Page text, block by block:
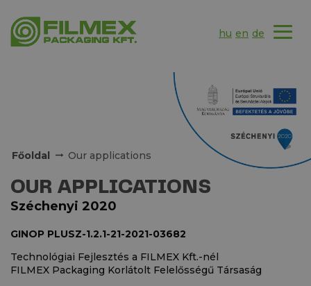
hu en de
Főoldal Our applications
OUR APPLICATIONS
Széchenyi 2020
GINOP PLUSZ-1.2.1-21-2021-03682
Technológiai Fejlesztés a FILMEX Kft.-nél
FILMEX Packaging Korlátolt Felelősségű Társaság